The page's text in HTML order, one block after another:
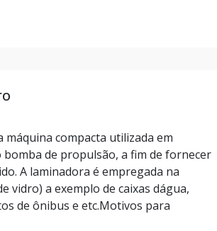
compacta utilizada em
de propulsão, a fim de fornecer
A laminadora é empregada na
vidro) a exemplo de caixas dágua,
de ônibus e etc.Motivos para